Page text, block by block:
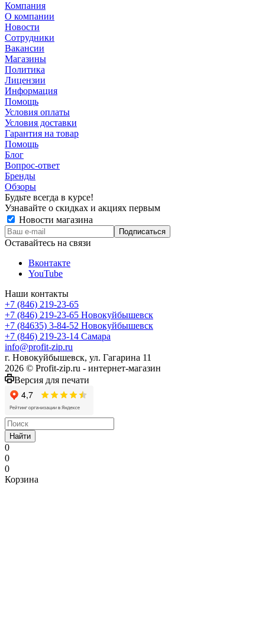
Компания
О компании
Новости
Сотрудники
Вакансии
Магазины
Политика
Лицензии
Информация
Помощь
Условия оплаты
Условия доставки
Гарантия на товар
Помощь
Блог
Вопрос-ответ
Бренды
Обзоры
Будьте всегда в курсе!
Узнавайте о скидках и акциях первым
Новости магазина
Оставайтесь на связи
Вконтакте
YouTube
Наши контакты
+7 (846) 219-23-65
+7 (846) 219-23-65 Новокуйбышевск
+7 (84635) 3-84-52 Новокуйбышевск
+7 (846) 219-23-14 Самара
info@profit-zip.ru
г. Новокуйбышевск, ул. Гагарина 11
2026 © Profit-zip.ru - интернет-магазин
Версия для печати
Найти
0
0
0
Корзина